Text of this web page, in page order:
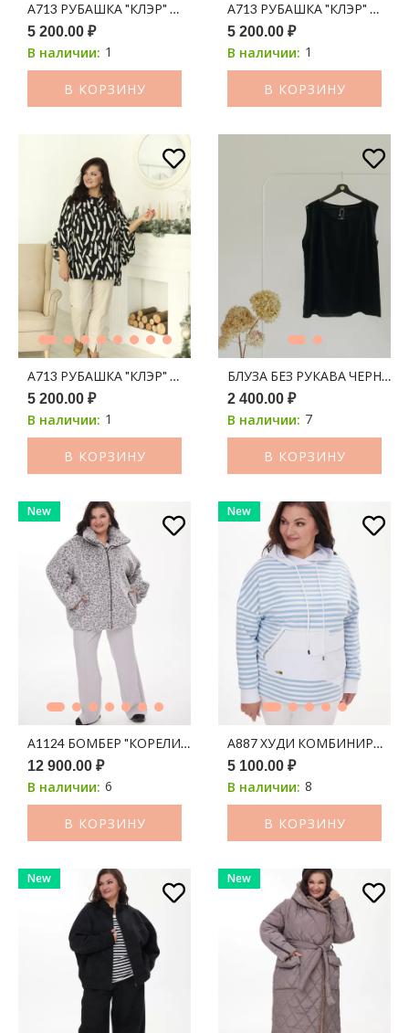
А713 РУБАШКА "КЛЭР" ШИФОН ЧЕРНЫЙ ПРИНТ ЗОЛОТАЯ
5 200.00 ₽
В наличии: 1
В КОРЗИНУ
А713 РУБАШКА "КЛЭР"
5 200.00 ₽
В наличии: 1
В КОРЗИНУ
А713 РУБАШКА "КЛЭР" ШИФОН ЧЕРНЫЙ В БЕЖЕВЫЕ МАЗКИ
5 200.00 ₽
В наличии: 1
В КОРЗИНУ
БЛУЗА БЕЗ РУКАВА ЧЕРНЫЙ
2 400.00 ₽
В наличии: 7
В КОРЗИНУ
New
А1124 БОМБЕР "КОРЕЛИЯ" 100С СЕРЫЙ ПРИНТ ЛЕОПАРД
12 900.00 ₽
В наличии: 6
В КОРЗИНУ
New
А887 ХУДИ
5 100.00 ₽
В наличии: 8
В КОРЗИНУ
New New